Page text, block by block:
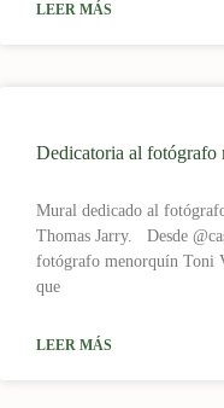
LEER MÁS
Dedicatoria al
Mural dedicado al
Thomas Jarry. Desde
fotógrafo menorquín Toni
que
LEER MÁS